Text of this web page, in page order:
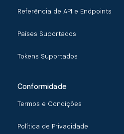
Referência de API e Endpoints
Países Suportados
Tokens Suportados
Conformidade
Termos e Condições
Política de Privacidade